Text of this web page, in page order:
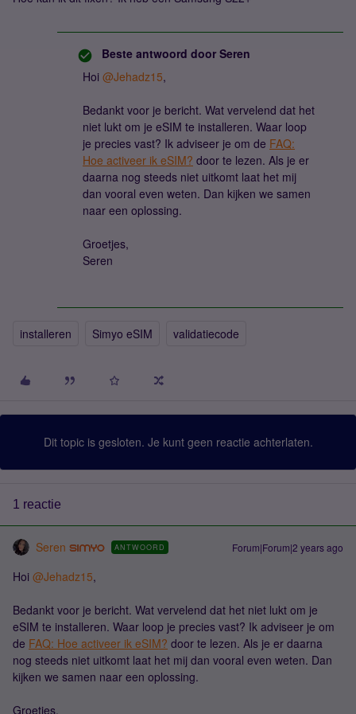
Beste antwoord door Seren
Hoi @Jehadz15,
Bedankt voor je bericht. Wat vervelend dat het
niet lukt om je eSIM te installeren. Waar loop
je precies vast? Ik adviseer je om de FAQ:
Hoe activeer ik eSIM? door te lezen. Als je er
daarna nog steeds niet uitkomt laat het mij
dan vooral even weten. Dan kijken we samen
naar een oplossing.
Groetjes,
Seren
installeren Simyo eSIM validatiecode
Dit topic is gesloten. Je kunt geen reactie achterlaten.
1 reactie
Seren ANTWOORD Forum|Forum|2 years ago
Hoi @Jehadz15,
Bedankt voor je bericht. Wat vervelend dat het niet lukt om je
eSIM te installeren. Waar loop je precies vast? Ik adviseer je om
de FAQ: Hoe activeer ik eSIM? door te lezen. Als je er daarna
nog steeds niet uitkomt laat het mij dan vooral even weten. Dan
kijken we samen naar een oplossing.
Groetjes,